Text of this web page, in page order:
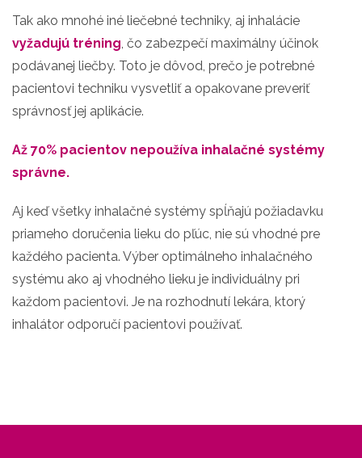
Tak ako mnohé iné liečebné techniky, aj inhalácie
vyžadujú tréning, čo zabezpečí maximálny účinok
podávanej liečby. Toto je dôvod, prečo je potrebné
pacientovi techniku vysvetliť a opakovane preveriť
správnosť jej aplikácie.
Až 70% pacientov nepoužíva inhalačné systémy
správne.
Aj keď všetky inhalačné systémy spĺňajú požiadavku
priameho doručenia lieku do pľúc, nie sú vhodné pre
každého pacienta. Výber optimálneho inhalačného
systému ako aj vhodného lieku je individuálny pri
každom pacientovi. Je na rozhodnutí lekára, ktorý
inhalátor odporučí pacientovi používať.